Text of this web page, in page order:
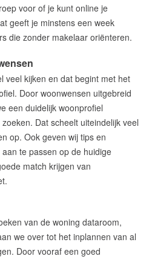
voor of je kunt online je
geeft je minstens een week
die zonder makelaar oriënteren.
veel kijken en dat begint met het
Door woonwensen uitgebreid
een duidelijk woonprofiel
Dat scheelt uiteindelijk veel
op. Ook geven wij tips en
te passen op de huidige
match krijgen van
van de woning dataroom,
we over tot het inplannen van al
Door vooraf een goed